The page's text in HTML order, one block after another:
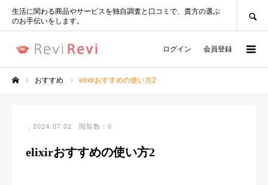
生活に関わる商品やサービスを独自調査と口コミで、貴方の選ぶ
のお手伝いをします。
ログイン 会員登録
おすすめ elixirおすすめの使い方2
2024.07.02 閲覧数：0
elixirおすすめの使い方2